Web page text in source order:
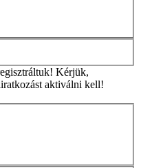
Kérjük,
aktiválni kell!